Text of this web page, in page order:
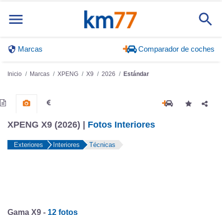
Marcas Comparador de coches
Inicio Marcas XPENG X9 2026 Estándar
XPENG X9 (2026) | Fotos Interiores
Exteriores Interiores Técnicas
Gama X9 - 12 fotos